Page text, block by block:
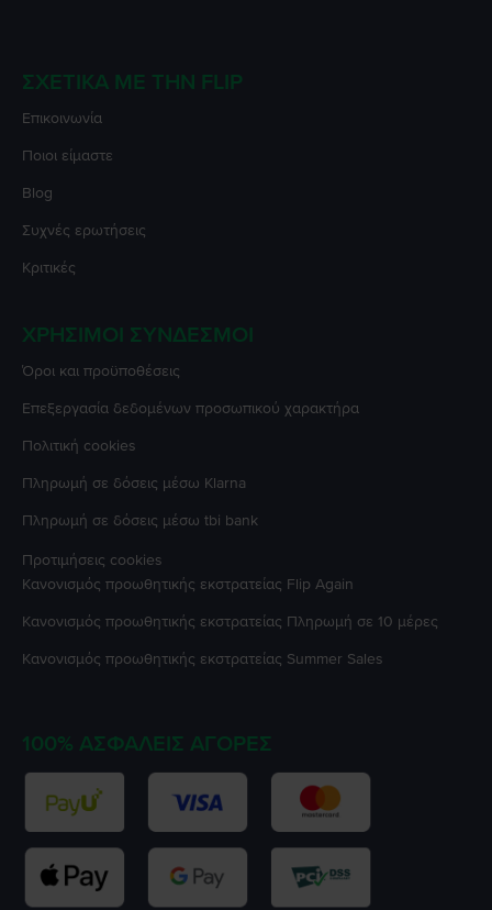
ΣΧΕΤΙΚΆ ΜΕ ΤΗΝ FLIP
Επικοινωνία
Ποιοι είμαστε
Blog
Συχνές ερωτήσεις
Κριτικές
ΧΡΉΣΙΜΟΙ ΣΎΝΔΕΣΜΟΙ
Όροι και προϋποθέσεις
Επεξεργασία δεδομένων προσωπικού χαρακτήρα
Πολιτική cookies
Πληρωμή σε δόσεις μέσω Klarna
Πληρωμή σε δόσεις μέσω tbi bank
Προτιμήσεις cookies
Κανονισμός προωθητικής εκστρατείας Flip Again
Κανονισμός προωθητικής εκστρατείας Πληρωμή σε 10 μέρες
Κανονισμός προωθητικής εκστρατείας Summer Sales
100% ΑΣΦΑΛΕΊΣ ΑΓΟΡΈΣ